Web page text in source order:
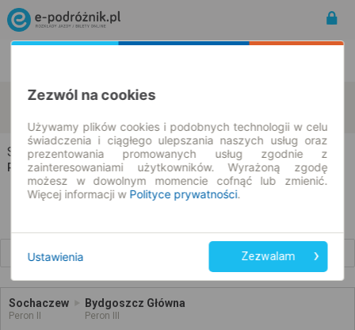
Sochaczew
Bydgoszcz
Sochaczew → Bydgoszcz
Rozkład jazdy i bilety
Sochaczew
Peron II
Bydgoszcz Główna
Peron III
Zezwól na cookies
Używamy plików cookies i podobnych technologii w celu
świadczenia i ciągłego ulepszania naszych usług oraz
prezentowania promowanych usług zgodnie z
zainteresowaniami użytkowników. Wyrażoną zgodę
możesz w dowolnym momencie cofnąć lub zmienić.
Więcej informacji w Polityce prywatności.
Ustawienia Zezwalam